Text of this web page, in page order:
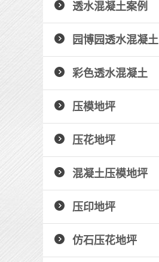
透水混凝土案例
园博园透水混凝土
彩色透水混凝土
压模地坪
压花地坪
混凝土压模地坪
压印地坪
仿石压花地坪